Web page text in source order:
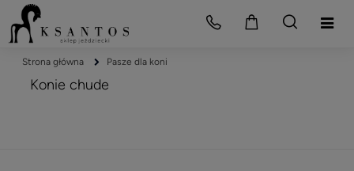
Strona główna Pasze dla koni
Konie chude